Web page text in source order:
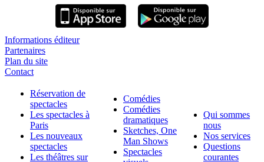
Informations éditeur
Partenaires
Plan du site
Contact
Réservation de
spectacles
Les spectacles à
Paris
Les nouveaux
spectacles
Les théâtres sur
Comédies
Comédies
dramatiques
Sketches, One
Man Shows
Spectacles
Qui sommes
nous
Nos services
Questions
courantes